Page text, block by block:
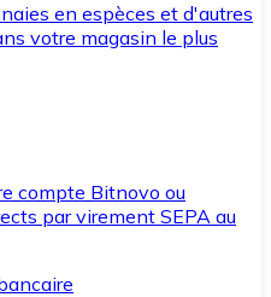
en espèces et d'autres
votre magasin le plus
compte Bitnovo ou
par virement SEPA au